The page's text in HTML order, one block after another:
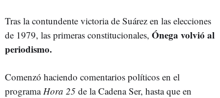
Tras la contundente victoria de Suárez en las elecciones
de 1979, las primeras constitucionales, Ónega volvió al
periodismo.
Comenzó haciendo comentarios políticos en el
programaHora 25 de la Cadena Ser, hasta que en